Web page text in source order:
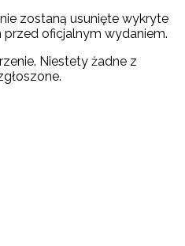
zostaną usunięte wykryte
oficjalnym wydaniem.
Niestety żadne z